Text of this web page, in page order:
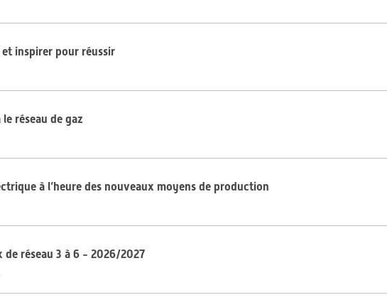
inspirer pour réussir
réseau de gaz
à l’heure des nouveaux moyens de production
réseau 3 à 6 - 2026/2027